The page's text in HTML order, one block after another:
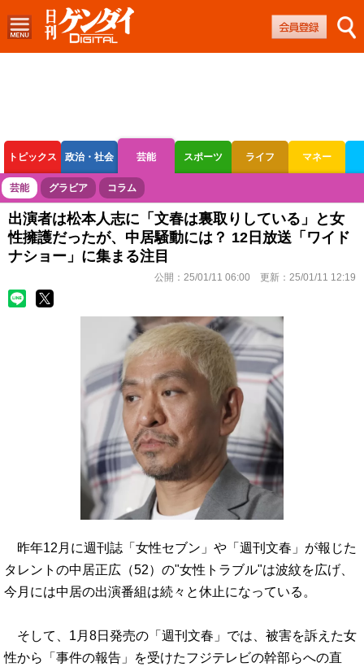
トピックス 政治・社会 芸能 スポーツ ライフ マネー
ボートレース 競輪 オートレース
芸能 グラビア コラム
出演者は松本人志に「文春は裏取りしている」と女
性擁護だったが、中居騒動には？ 12日放送「ワイド
ナショー」に集まる注目
公開： 25/01/11 06:00 更新： 25/01/11 12:19
昨年12月に週刊誌「女性セブン」や「週刊文春」が報じた
タレントの中居正広（52）の"女性トラブル"は波紋を広げ、
今月には中居の出演番組は続々と休止になっている。
そして、1月8日発売の「週刊文春」では、被害を訴えた女
性から「事件の報告」を受けたフジテレビの幹部らへの直